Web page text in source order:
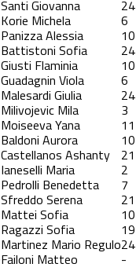
Santi Giovanna 24
Korie Michela 6
Panizza Alessia 10
Battistoni Sofia 24
Giusti Flaminia 10
Guadagnin Viola 6
Malesardi Giulia 24
Milivojevic Mila 3
Moiseeva Yana 11
Baldoni Aurora 10
Castellanos Ashanty 21
Ianeselli Maria 2
Pedrolli Benedetta 7
Sfreddo Serena 21
Mattei Sofia 10
Ragazzi Sofia 19
Martinez Mario Regulo24
Failoni Matteo -